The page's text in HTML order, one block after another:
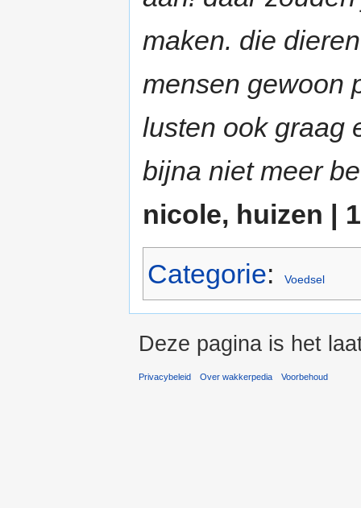
maken. die
mensen gewoon
lusten ook graag
bijna niet meer
nicole, huizen |
Categorie: Voedsel
Deze pagina is het
Privacybeleid Over wakkerpedia Voorbehoud